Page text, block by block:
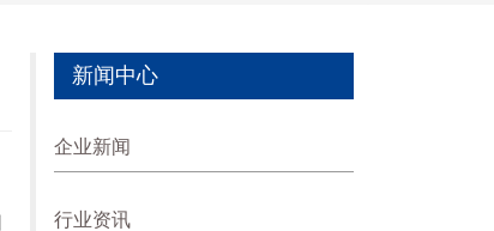
新闻中心
企业新闻
行业资讯